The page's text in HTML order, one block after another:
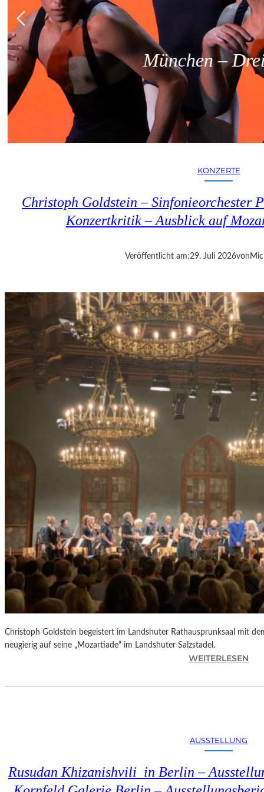
München –
KONZERTE
Christoph Goldstein – Sinfonieorchester
Konzertkritik – Ausblick auf
Veröffentlicht am:29. Juli 2026von
Christoph Goldstein begeistert im Landshuter Rathausprunksaal mit
neugierig auf seine „Mozartiade“ im Landshuter Salzstadel.
WEITERLESEN
H
H
G
AUSSTELLUNG
Rusudan Khizanishvili in Berlin –